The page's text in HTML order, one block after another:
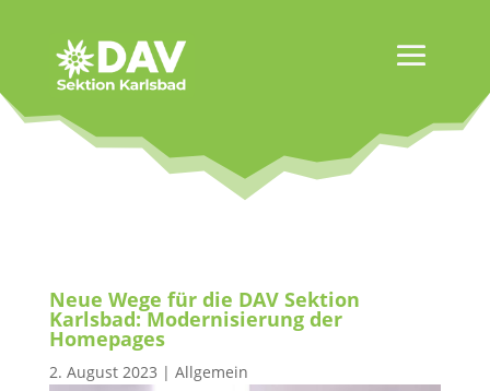
Neue Wege für die DAV Sektion
Karlsbad: Modernisierung der
Homepages
2. August 2023 | Allgemein